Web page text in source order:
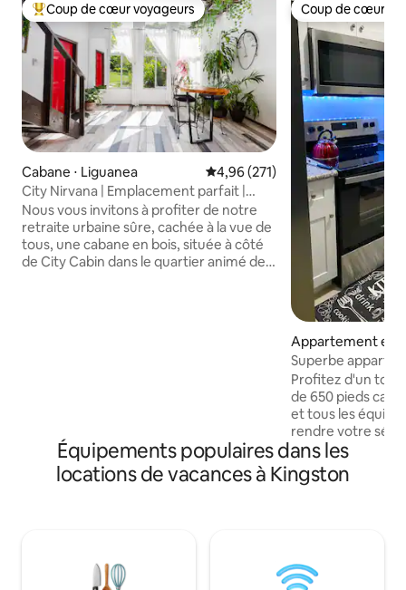
Coups de cœur voyageurs les plus appréciés
Coup de cœur voyageurs
Cabane ⋅ Liguanea Évaluation moyenne sur la
4,96 (271)
City Nirvana | Emplacement parfait |
Détendez-vous et profitez
Nous vous invitons à profiter de notre
retraite urbaine sûre, cachée à la vue de
tous, une cabane en bois, située à côté
de City Cabin dans le quartier animé de
notre invité, nous serions ravis de vous
accueillir !
Coup de cœur
Coup de cœur
Appartement en
⋅ Kingston
Superbe
piscine et vue
du soleil
Profitez d'un
de 650 pieds
et tous les
rendre votre
tranquille et relaxant. L'espace
d'une chambre
bains privative et
entièrement
vous donne la
Équipements populaires dans les
locations de vacances à Kingston